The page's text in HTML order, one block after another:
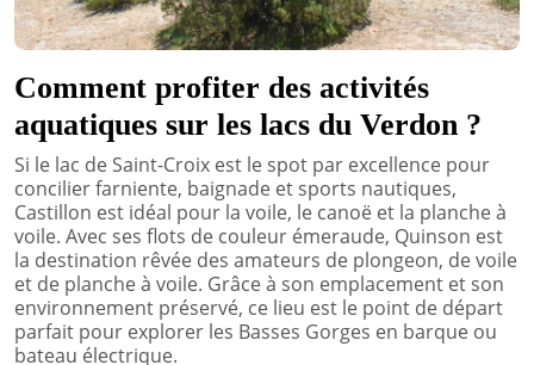
Comment profiter des activités
aquatiques sur les lacs du Verdon ?
Si le lac de Saint-Croix est le spot par excellence pour
concilier farniente, baignade et sports nautiques,
Castillon est idéal pour la voile, le canoë et la planche à
voile. Avec ses flots de couleur émeraude, Quinson est
la destination rêvée des amateurs de plongeon, de voile
et de planche à voile. Grâce à son emplacement et son
environnement préservé, ce lieu est le point de départ
parfait pour explorer les Basses Gorges en barque ou
bateau électrique.